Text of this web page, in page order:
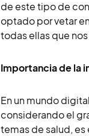
de este tipo de
optado por vetar
todas ellas que
Importancia de la
En un mundo
considerando el
temas de salud,